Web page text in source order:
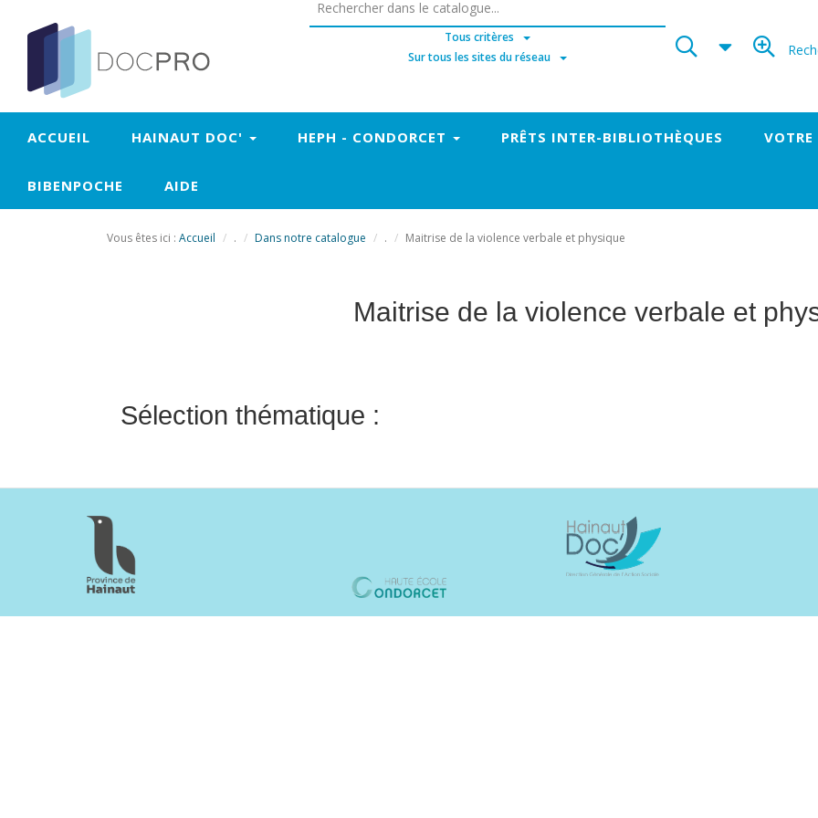
Tous critères
Sur tous les sites du réseau
ACCUEIL HAINAUT DOC' HEPH - CONDORCET PRÊTS INTER-BIBLIOTHÈQUES VOTRE
BIBENPOCHE AIDE
Vous êtes ici : Accueil . Dans notre catalogue . Maitrise de la violence verbale et physique
Maitrise de la violence verbale et
Sélection thématique :